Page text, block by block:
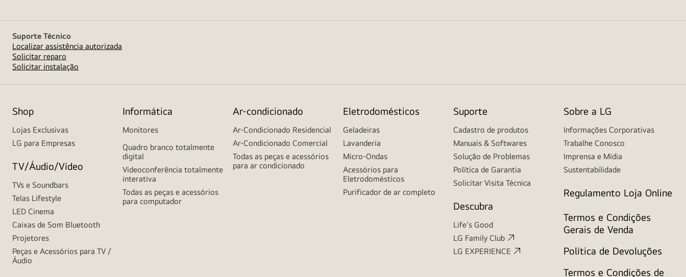
Suporte Técnico
Localizar assistência autorizada
Solicitar reparo
Solicitar instalação
Shop
Lojas Exclusivas
LG para Empresas
TV/Áudio/Vídeo
TVs e Soundbars
Telas Lifestyle
LED Cinema
Caixas de Som Bluetooth
Projetores
Peças e Acessórios para TV /
Áudio
Informática
Monitores
Quadro branco totalmente
digital
Videoconferência totalmente
interativa
Todas as peças e acessórios
para computador
Ar-condicionado
Ar-Condicionado Residencial
Ar-Condicionado Comercial
Todas as peças e acessórios
para ar condicionado
Eletrodomésticos
Geladeiras
Lavanderia
Micro-Ondas
Acessórios para
Eletrodomésticos
Purificador de ar completo
Suporte
Cadastro de produtos
Manuais & Softwares
Solução de Problemas
Política de Garantia
Solicitar Visita Técnica
Descubra
Life's Good
LG Family Club
LG EXPERIENCE
Sobre a LG
Informações Corporativas
Trabalhe Conosco
Imprensa e Mídia
Sustentabilidade
Regulamento Loja Online
Termos e Condições
Gerais de Venda
Política de Devoluções
Termos e Condições de